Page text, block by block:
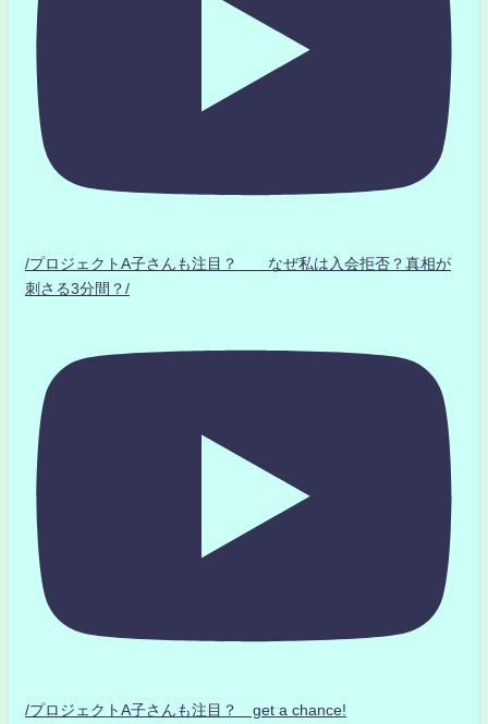
/プロジェクトA子さんも注目？ なぜ私は入会拒否？真相が
刺さる3分間？/
/プロジェクトA子さんも注目？ get a chance!